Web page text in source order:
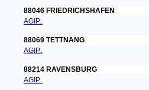
88046 FRIEDRICHSHAFEN
AGIP..
88069 TETTNANG
AGIP..
88214 RAVENSBURG
AGIP..